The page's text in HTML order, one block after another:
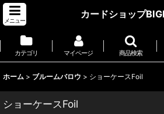
メニュー
カードショップ
カテゴリ マイページ 商品検索
ホーム > ブルームバロウ > ショーケースFoil
ショーケースFoil